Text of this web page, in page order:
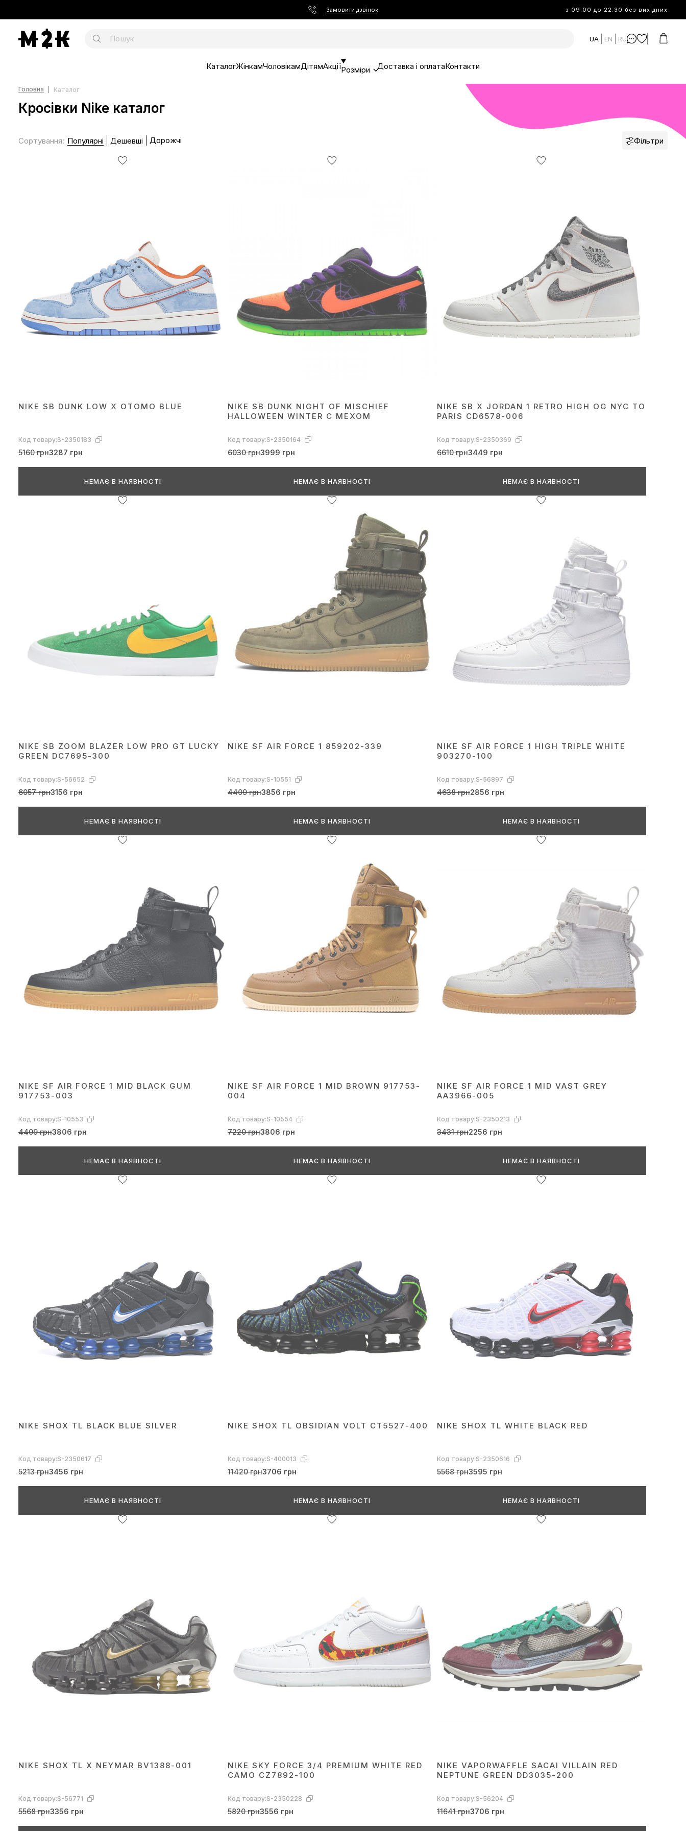
Замовити дзвінок з 09:00 до 22:30 без вихідних
UA EN RU
КаталогЖінкамЧоловікамДітямАкціїРозміри Доставка і оплатаКонтакти
Головна Каталог
Кросівки Nike каталог
Сортування: Популярні Дешевші Дорожчі Фільтри
NIKE SB DUNK LOW X OTOMO BLUE
Код товару:S-2350183
5160 грн3287 грн
НЕМАЄ В НАЯВНОСТІ
NIKE SB DUNK NIGHT OF MISCHIEF
HALLOWEEN WINTER С МЕХОМ
Код товару:S-2350164
6030 грн3999 грн
НЕМАЄ В НАЯВНОСТІ
NIKE SB X JORDAN 1 RETRO HIGH OG NYC TO
PARIS CD6578-006
Код товару:S-2350369
6610 грн3449 грн
НЕМАЄ В НАЯВНОСТІ
NIKE SB ZOOM BLAZER LOW PRO GT LUCKY
GREEN DC7695-300
Код товару:S-56652
6057 грн3156 грн
НЕМАЄ В НАЯВНОСТІ
NIKE SF AIR FORCE 1 859202-339
Код товару:S-10551
4409 грн3856 грн
НЕМАЄ В НАЯВНОСТІ
NIKE SF AIR FORCE 1 HIGH TRIPLE WHITE
903270-100
Код товару:S-56897
4638 грн2856 грн
НЕМАЄ В НАЯВНОСТІ
NIKE SF AIR FORCE 1 MID BLACK GUM
917753-003
Код товару:S-10553
4409 грн3806 грн
НЕМАЄ В НАЯВНОСТІ
NIKE SF AIR FORCE 1 MID BROWN 917753-
004
Код товару:S-10554
7220 грн3806 грн
НЕМАЄ В НАЯВНОСТІ
NIKE SF AIR FORCE 1 MID VAST GREY
AA3966-005
Код товару:S-2350213
3431 грн2256 грн
НЕМАЄ В НАЯВНОСТІ
NIKE SHOX TL BLACK BLUE SILVER
Код товару:S-2350617
5213 грн3456 грн
НЕМАЄ В НАЯВНОСТІ
NIKE SHOX TL OBSIDIAN VOLT CT5527-400
Код товару:S-400013
11420 грн3706 грн
НЕМАЄ В НАЯВНОСТІ
NIKE SHOX TL WHITE BLACK RED
Код товару:S-2350616
5568 грн3595 грн
НЕМАЄ В НАЯВНОСТІ
NIKE SHOX TL X NEYMAR BV1388-001
Код товару:S-56771
5568 грн3356 грн
NIKE SKY FORCE 3/4 PREMIUM WHITE RED
CAMO CZ7892-100
Код товару:S-2350228
5820 грн3556 грн
NIKE VAPORWAFFLE SACAI VILLAIN RED
NEPTUNE GREEN DD3035-200
Код товару:S-56204
11641 грн3706 грн